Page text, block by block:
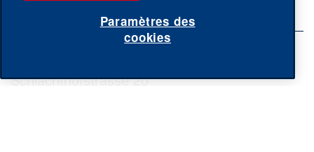
Schlachthofstrasse 20
Paramètres des
cookies